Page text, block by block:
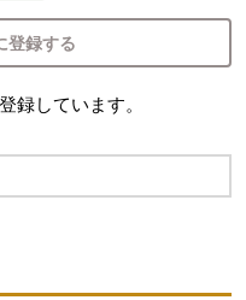
登録する
録しています。